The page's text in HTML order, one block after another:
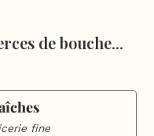
de bouche...
fine